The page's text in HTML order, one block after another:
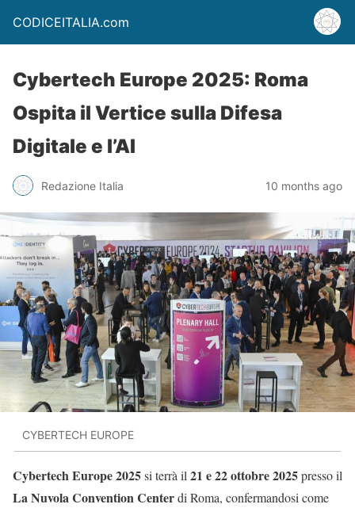
CODICEITALIA.com
Cybertech Europe 2025: Roma
Ospita il Vertice sulla Difesa
Digitale e l’AI
Redazione Italia 10 months ago
CYBERTECH EUROPE
Cybertech Europe 2025si terrà il 21 e 22 ottobre 2025presso il
La Nuvola Convention Centerdi Roma, confermandosi come